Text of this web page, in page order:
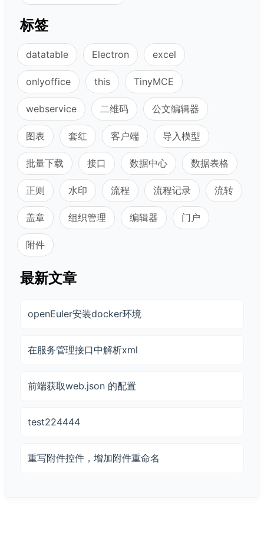
标签
datatable Electron excel
onlyoffice this TinyMCE
webservice 二维码 公文编辑器
图表 套红 客户端 导入模型
批量下载 接口 数据中心 数据表格
正则 水印 流程 流程记录 流转
盖章 组织管理 编辑器 门户
附件
最新文章
openEuler安装docker环境
在服务管理接口中解析xml
前端获取web.json 的配置
test224444
重写附件控件，增加附件重命名